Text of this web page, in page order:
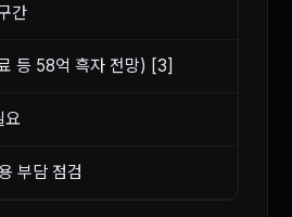
간
등 58억 흑자 전망) [3]
요
부담 점검